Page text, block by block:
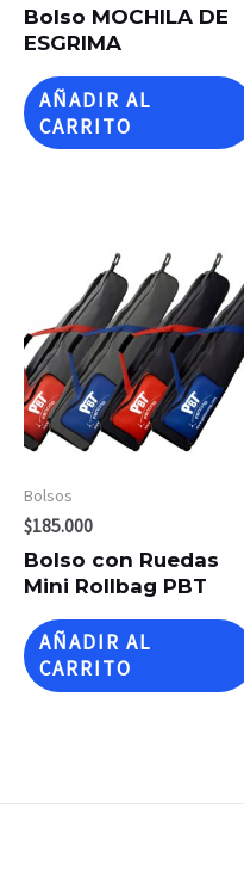
Bolso MOCHILA DE
ESGRIMA
AÑADIR AL
CARRITO
Bolsos
$185.000
Bolso con Ruedas
Mini Rollbag PBT
AÑADIR AL
CARRITO